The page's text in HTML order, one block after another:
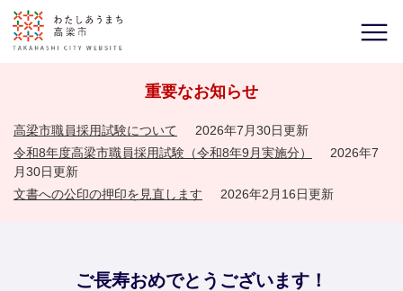
重要なお知らせ
高梁市職員採用試験について
2026年7月30日更新
令和8年度高梁市職員採用試験（令和8年9月実施分）
2026年7
月30日更新
文書への公印の押印を見直します
2026年2月16日更新
ご長寿おめでとうございます！